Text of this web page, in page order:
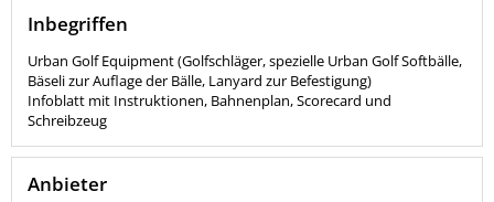
Inbegriffen
Urban Golf Equipment (Golfschläger, spezielle Urban Golf Softbälle,
Bäseli zur Auflage der Bälle, Lanyard zur Befestigung)
Infoblatt mit Instruktionen, Bahnenplan, Scorecard und
Schreibzeug
Anbieter